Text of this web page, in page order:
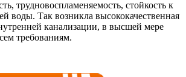
трудновоспламеняемость, стойкость к
воды. Так возникла высококачественная
канализации, в высшей мере
требованиям.